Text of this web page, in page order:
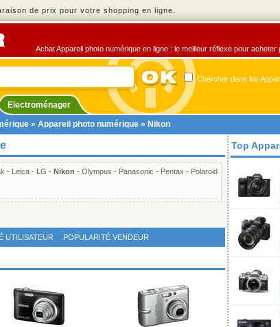
de prix pour votre shopping en ligne.
Achat Appareil photo numérique en ligne : le meilleur réflexe pour
Chercher dans les
Electroménager
» Appareil photo numérique » Nikon
- Leica - LG - Nikon - Olympus - Panasonic - Pentax - Polaroid
UTILISATEUR POPULARITÉ VENDEUR
Top